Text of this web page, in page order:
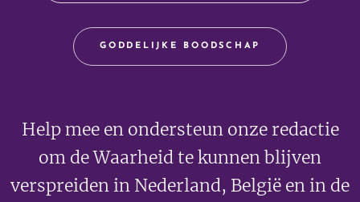
GODDELIJKE BOODSCHAP
Help mee en ondersteun onze redactie
om de Waarheid te kunnen blijven
verspreiden in Nederland, België en in de